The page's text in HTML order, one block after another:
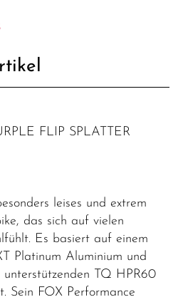
FLIP SPLATTER
leises und extrem
das sich auf vielen
Es basiert auf einem
Platinum Aluminium und
TQ HPR60
Sein FOX Performance